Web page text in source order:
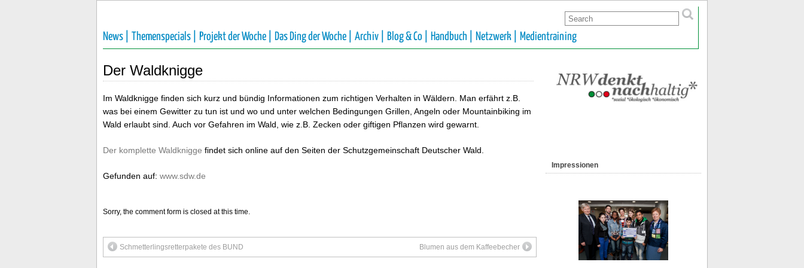
News | Themenspecials | Projekt der Woche | Das Ding der Woche | Archiv | Blog & Co | Handbuch | Netzwerk | Medientraining
Der Waldknigge
Im Waldknigge finden sich kurz und bündig Informationen zum richtigen Verhalten in Wäldern. Man erfährt z.B.
was bei einem Gewitter zu tun ist und wo und unter welchen Bedingungen Grillen, Angeln oder Mountainbiking im
Wald erlaubt sind. Auch vor Gefahren im Wald, wie z.B. Zecken oder giftigen Pflanzen wird gewarnt.
Der komplette Waldknigge findet sich online auf den Seiten der Schutzgemeinschaft Deutscher Wald.
Gefunden auf: www.sdw.de
Sorry, the comment form is closed at this time.
Schmetterlingsretterpakete des BUND Blumen aus dem Kaffeebecher
Impressionen